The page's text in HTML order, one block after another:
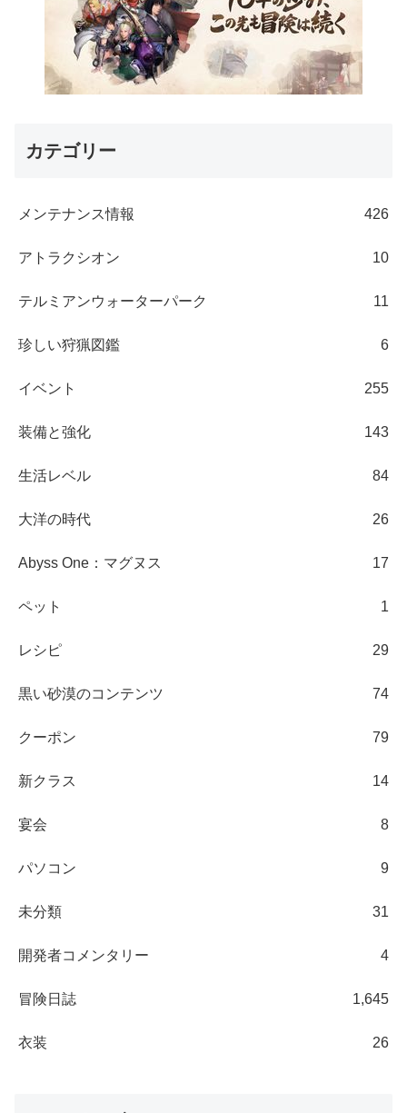
カテゴリー
メンテナンス情報 426
アトラクシオン 10
テルミアンウォーターパーク 11
珍しい狩猟図鑑 6
イベント 255
装備と強化 143
生活レベル 84
大洋の時代 26
Abyss One：マグヌス 17
ペット 1
レシピ 29
黒い砂漠のコンテンツ 74
クーポン 79
新クラス 14
宴会 8
パソコン 9
未分類 31
開発者コメンタリー 4
冒険日誌 1,645
衣装 26